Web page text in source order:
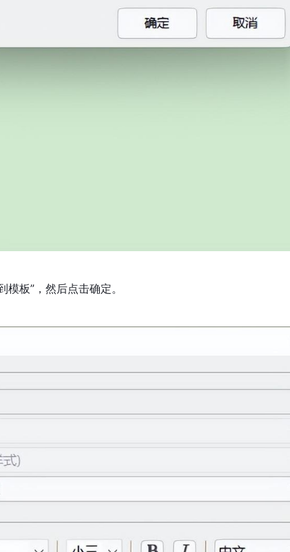
板”，然后点击确定。